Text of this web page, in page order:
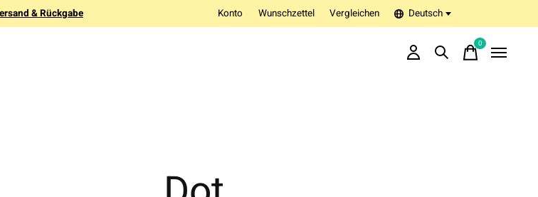
& Rückgabe Konto Wunschzettel Vergleichen Deutsch
0items